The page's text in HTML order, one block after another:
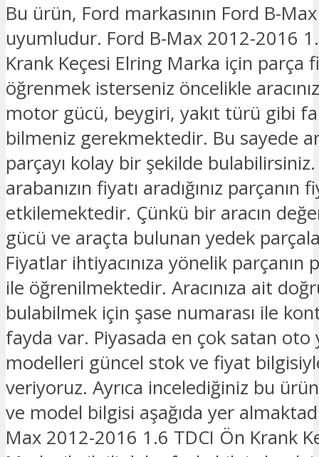
Bu ürün, Ford markasının Ford B-
uyumludur. Ford B-Max 2012-2016
Krank Keçesi Elring Marka için parça
öğrenmek isterseniz öncelikle
motor gücü, beygiri, yakıt türü gibi
bilmeniz gerekmektedir. Bu sayede
parçayı kolay bir şekilde bulabilirsiniz.
arabanızın fiyatı aradığınız parçanın
etkilemektedir. Çünkü bir aracın
gücü ve araçta bulunan yedek
Fiyatlar ihtiyacınıza yönelik parçanın
ile öğrenilmektedir. Aracınıza ait
bulabilmek için şase numarası ile
fayda var. Piyasada en çok satan oto
modelleri güncel stok ve fiyat
veriyoruz. Ayrıca incelediğiniz bu
ve model bilgisi aşağıda yer
Max 2012-2016 1.6 TDCI Ön Krank